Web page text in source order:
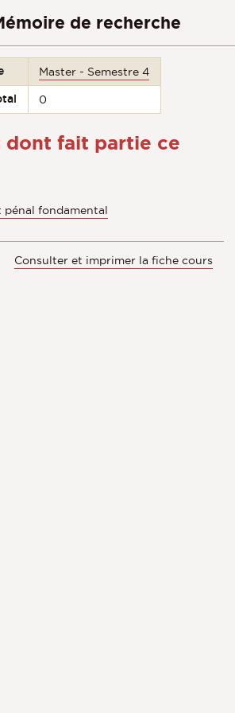
de recherche
Master - Semestre 4
0
dont fait partie ce
pénal fondamental
Consulter et imprimer la fiche cours